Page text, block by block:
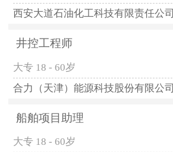
西安大道石油化工科技有限责任公司
井控工程师
大专 18 - 60岁
合力（天津）能源科技股份有限公司
船舶项目助理
大专 18 - 60岁